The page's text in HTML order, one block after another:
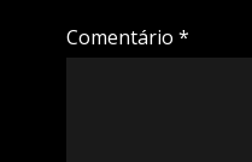
Comentário *